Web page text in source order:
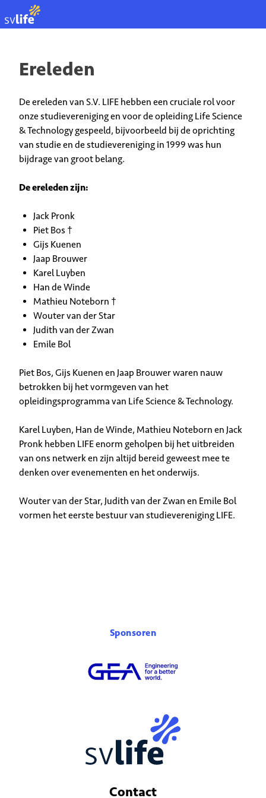
Ereleden
De ereleden van S.V. LIFE hebben een cruciale rol voor
onze studievereniging en voor de opleiding Life Science
& Technology gespeeld, bijvoorbeeld bij de oprichting
van studie en de studievereniging in 1999 was hun
bijdrage van groot belang.
De ereleden zijn:
Jack Pronk
Piet Bos †
Gijs Kuenen
Jaap Brouwer
Karel Luyben
Han de Winde
Mathieu Noteborn †
Wouter van der Star
Judith van der Zwan
Emile Bol
Piet Bos, Gijs Kuenen en Jaap Brouwer waren nauw
betrokken bij het vormgeven van het
opleidingsprogramma van Life Science & Technology.
Karel Luyben, Han de Winde, Mathieu Noteborn en Jack
Pronk hebben LIFE enorm geholpen bij het uitbreiden
van ons netwerk en zijn altijd bereid geweest mee te
denken over evenementen en het onderwijs.
Wouter van der Star, Judith van der Zwan en Emile Bol
vormen het eerste bestuur van studievereniging LIFE.
Sponsoren
Contact